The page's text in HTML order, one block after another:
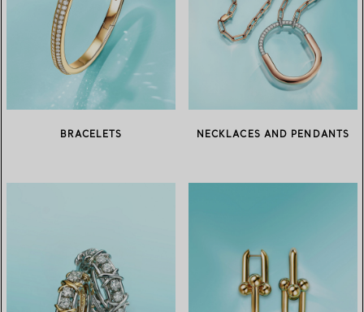
BRACELETS NECKLACES AND PENDANTS